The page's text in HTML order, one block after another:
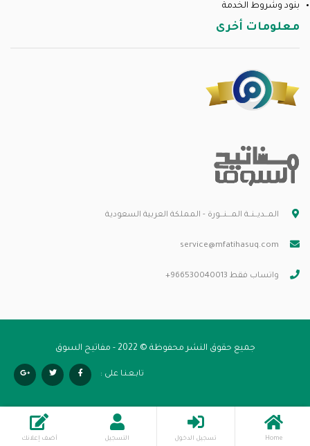
Home تسجيل الدخول التسجيل أضف إعلانك
بنود وشروط الخدمة
معلومات أخرى
المــديــنــة المـــنـــورة - المملكة العربية السعودية
service@mfatihasuq.com
واتساب فقط 966530040013+
جميع حقوق النشر محفوظة © 2022 - مفاتيح السوق
تابـعـنـا على :